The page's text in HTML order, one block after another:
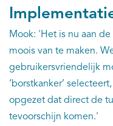
Mook: 'Het is nu aan
moois van te maken.
gebruikersvriendelijk
‘borstkanker’
opgezet dat direct de
tevoorschijn komen.'